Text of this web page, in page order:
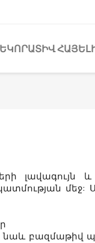
լավագույն և
մեջ:
բազմաթիվ